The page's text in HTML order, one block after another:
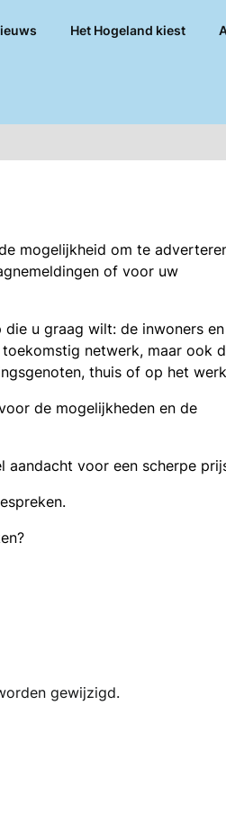
Het Hogeland kiest
mogelĳkheid om te
of voor uw
u graag wilt: de inwoners en
netwerk, maar ook
thuis of op het
de mogelĳkheden en de
voor een scherpe
gewijzigd.